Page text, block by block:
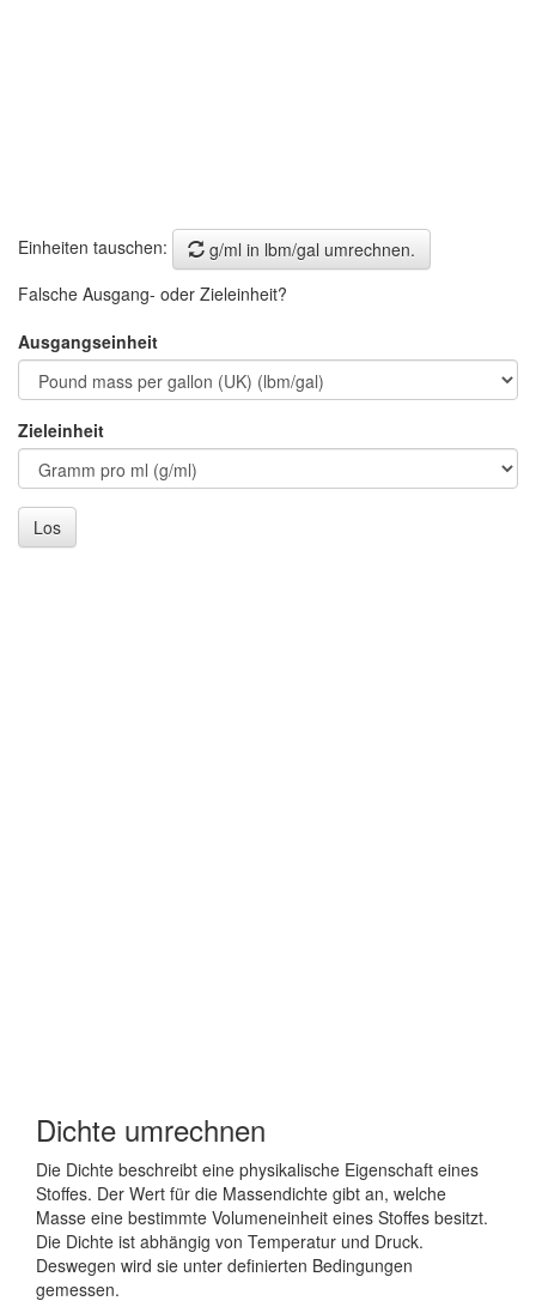
Einheiten tauschen:
g/ml in lbm/gal umrechnen.
Falsche Ausgang- oder Zieleinheit?
Ausgangseinheit
Zieleinheit
Los
Dichte umrechnen
Die Dichte beschreibt eine physikalische Eigenschaft eines
Stoffes. Der Wert für die Massendichte gibt an, welche
Masse eine bestimmte Volumeneinheit eines Stoffes besitzt.
Die Dichte ist abhängig von Temperatur und Druck.
Deswegen wird sie unter definierten Bedingungen
gemessen.